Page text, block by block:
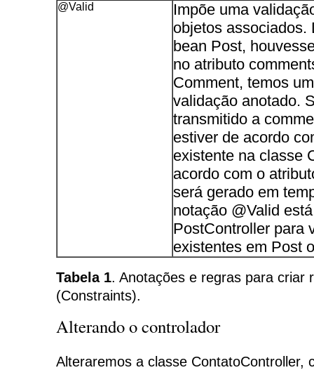
@Valid
Impõe uma
objetos associados.
bean Post,
no atributo
Comment, temos
validação anotado.
transmitido a
estiver de acordo
existente na classe
acordo com o
será gerado em
notação @Valid
PostController para
existentes em Post
Tabela 1. Anotações e regras para criar
(Constraints).
Alterando o controlador
Alteraremos a classe ContatoController,